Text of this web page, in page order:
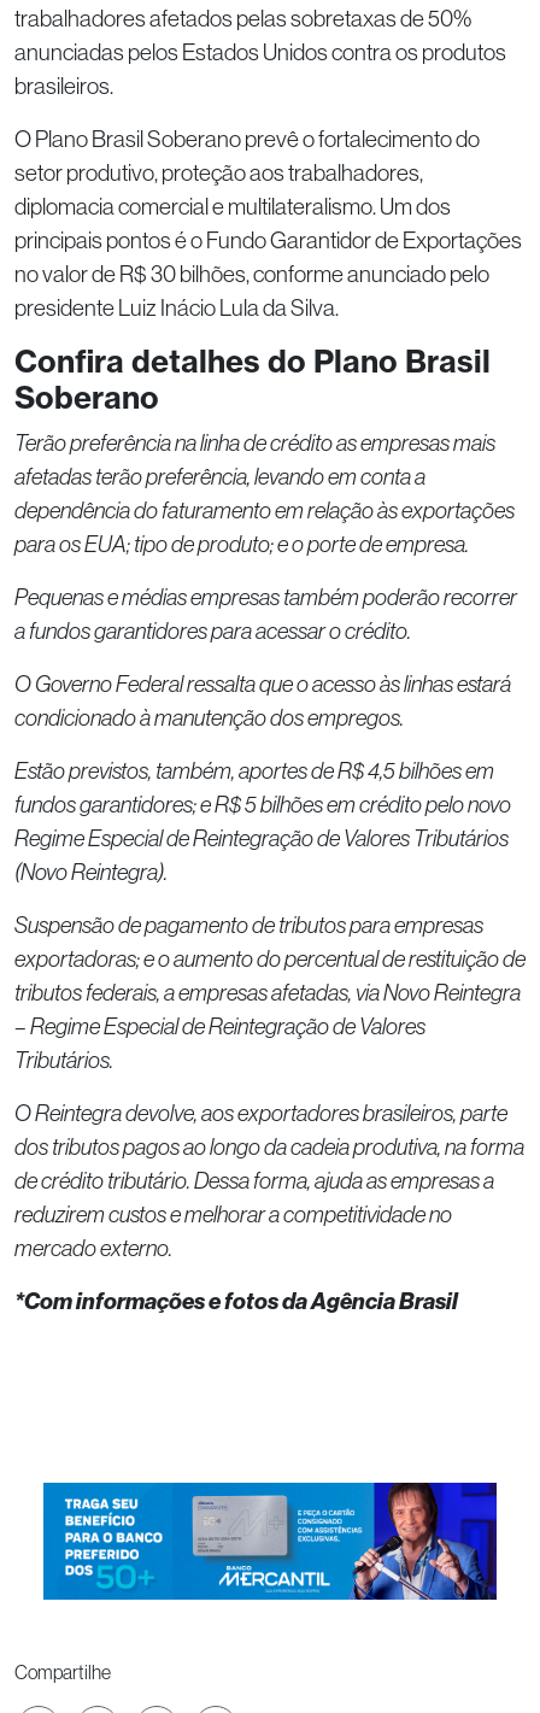
trabalhadores afetados pelas sobretaxas de 50%
anunciadas pelos Estados Unidos contra os produtos
brasileiros.
O Plano Brasil Soberano prevê o fortalecimento do
setor produtivo, proteção aos trabalhadores,
diplomacia comercial e multilateralismo. Um dos
principais pontos é o Fundo Garantidor de Exportações
no valor de R$ 30 bilhões, conforme anunciado pelo
presidente Luiz Inácio Lula da Silva.
Confira detalhes do Plano Brasil
Soberano
Terão preferência na linha de crédito as empresas mais
afetadas terão preferência, levando em conta a
dependência do faturamento em relação às exportações
para os EUA; tipo de produto; e o porte de empresa.
Pequenas e médias empresas também poderão recorrer
a fundos garantidores para acessar o crédito.
O Governo Federal ressalta que o acesso às linhas estará
condicionado à manutenção dos empregos.
Estão previstos, também, aportes de R$ 4,5 bilhões em
fundos garantidores; e R$ 5 bilhões em crédito pelo novo
Regime Especial de Reintegração de Valores Tributários
(Novo Reintegra).
Suspensão de pagamento de tributos para empresas
exportadoras; e o aumento do percentual de restituição de
tributos federais, a empresas afetadas, via Novo Reintegra
– Regime Especial de Reintegração de Valores
Tributários.
O Reintegra devolve, aos exportadores brasileiros, parte
dos tributos pagos ao longo da cadeia produtiva, na forma
de crédito tributário. Dessa forma, ajuda as empresas a
reduzirem custos e melhorar a competitividade no
mercado externo.
*Com informações e fotos da Agência Brasil
Compartilhe